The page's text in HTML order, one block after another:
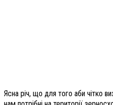
Ясна річ, що для того аби чітко